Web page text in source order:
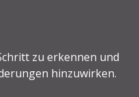
zu erkennen und
hinzuwirken.